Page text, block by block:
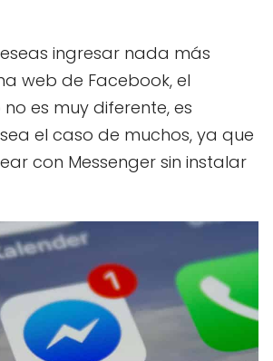
ingresar nada más
web de Facebook, el
es muy diferente, es
el caso de muchos, ya que
con Messenger sin instalar